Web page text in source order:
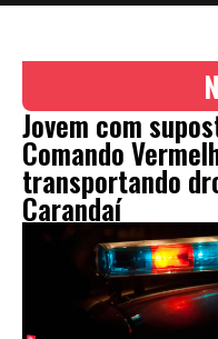
Jovem com
Comando
transportando
Carandaí